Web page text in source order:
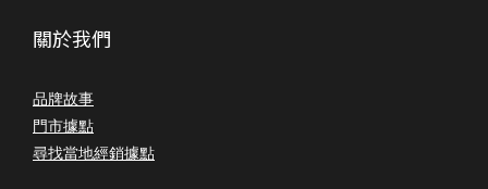
關於我們
品牌故事
門市據點
尋找當地經銷據點